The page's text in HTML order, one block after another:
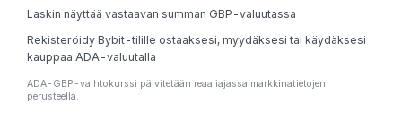
Laskin näyttää vastaavan summan GBP-valuutassa
Rekisteröidy Bybit-tilille ostaaksesi, myydäksesi tai käydäksesi
kauppaa ADA-valuutalla
ADA-GBP-vaihtokurssi päivitetään reaaliajassa markkinatietojen
perusteella.